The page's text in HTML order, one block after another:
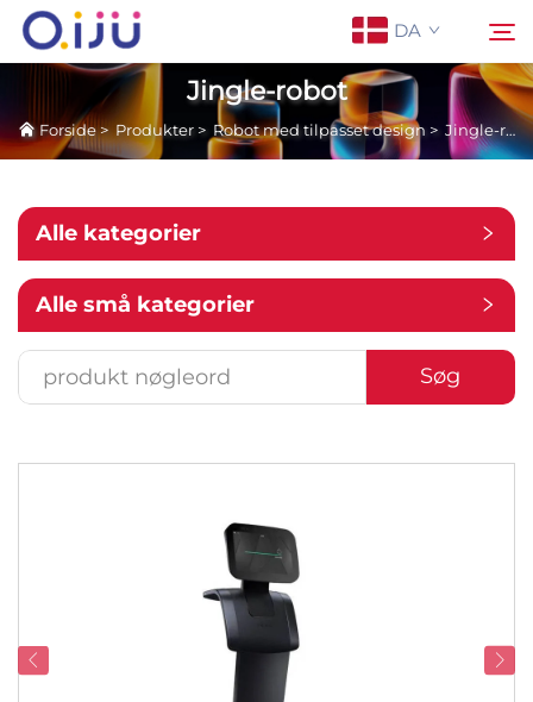
DA
Forside
Om os
Produkter
Anvendelse
Kontakt os
Jingle-robot
Forside>Produkter > Robot med tilpasset design > Jingle-robot
Alle kategorier
Alle små kategorier
Søg